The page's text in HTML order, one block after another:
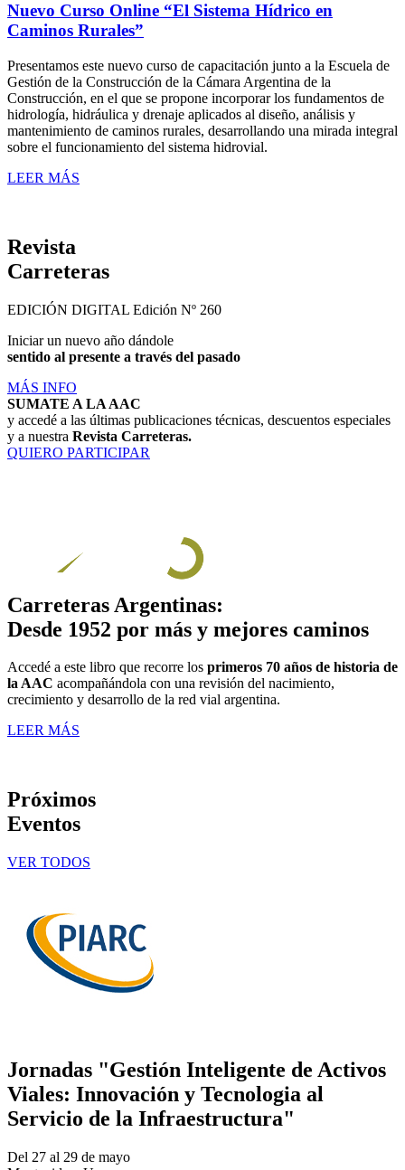
Nuevo Curso Online “El Sistema Hídrico en
Caminos Rurales”
Presentamos este nuevo curso de capacitación junto a la Escuela de
Gestión de la Construcción de la Cámara Argentina de la
Construcción, en el que se propone incorporar los fundamentos de
hidrología, hidráulica y drenaje aplicados al diseño, análisis y
mantenimiento de caminos rurales, desarrollando una mirada integral
sobre el funcionamiento del sistema hidrovial.
LEER MÁS
Revista
Carreteras
EDICIÓN DIGITAL Edición Nº 260
Iniciar un nuevo año dándole
sentido al presente a través del pasado
MÁS INFO
SUMATE A LA AAC
y accedé a las últimas publicaciones técnicas, descuentos especiales
y a nuestra Revista Carreteras.
QUIERO PARTICIPAR
Carreteras Argentinas:
Desde 1952 por más y mejores caminos
Accedé a este libro que recorre los primeros 70 años de historia de
la AAC acompañándola con una revisión del nacimiento,
crecimiento y desarrollo de la red vial argentina.
LEER MÁS
Próximos
Eventos
VER TODOS
Jornadas "Gestión Inteligente de Activos
Viales: Innovación y Tecnologia al
Servicio de la Infraestructura"
Del 27 al 29 de mayo